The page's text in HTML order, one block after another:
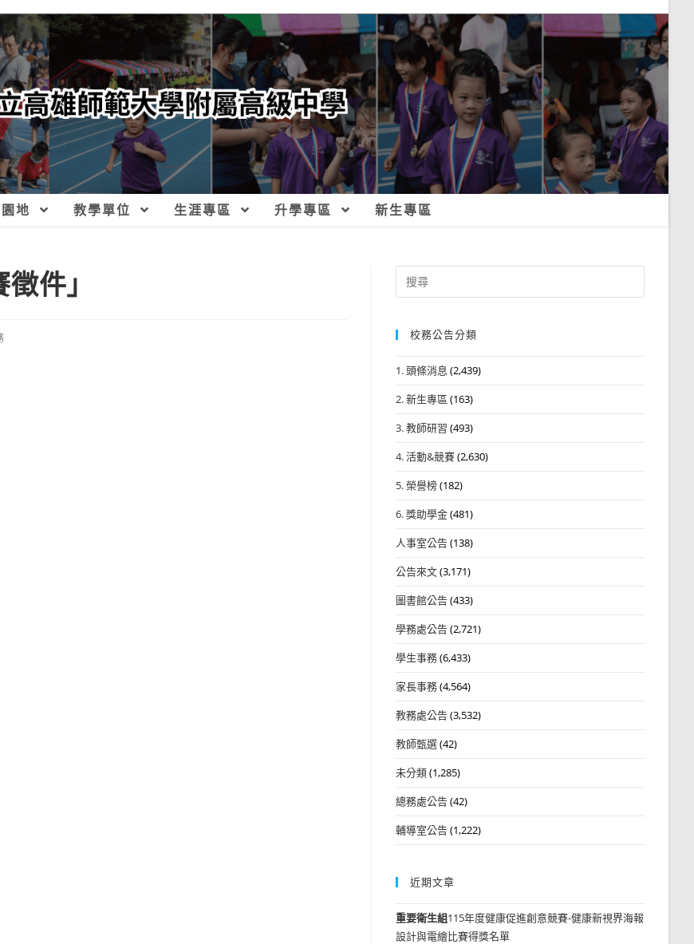
地 教學單位 生涯專區 升學專區 新生專區
件」
Search
for:
校務公告分類
1. 頭條消息 (2,439)
2. 新生專區 (163)
3. 教師研習 (493)
4. 活動&競賽(2,630)
5. 榮譽榜(182)
6. 獎助學金(481)
人事室公告(138)
公告來文(3,171)
圖書館公告(433)
學務處公告(2,721)
學生事務(6,433)
家長事務(4,564)
教務處公告(3,532)
教師甄選(42)
未分類(1,285)
總務處公告(42)
輔導室公告(1,222)
近期文章
重要衛生組115年度健康促進創意競賽-健康新視界海報
設計與電繪比賽得獎名單